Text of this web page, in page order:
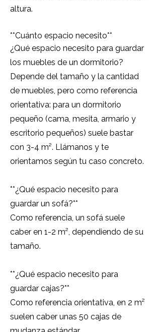
altura.
**Cuánto espacio necesito**
¿Qué espacio necesito para guardar
los muebles de un dormitorio?
Depende del tamaño y la cantidad
de muebles, pero como referencia
orientativa: para un dormitorio
pequeño (cama, mesita, armario y
escritorio pequeños) suele bastar
con 3-4 m². Llámanos y te
orientamos según tu caso concreto.
**¿Qué espacio necesito para
guardar un sofá?**
Como referencia, un sofá suele
caber en 1-2 m², dependiendo de su
tamaño.
**¿Qué espacio necesito para
guardar cajas?**
Como referencia orientativa, en 2 m²
suelen caber unas 50 cajas de